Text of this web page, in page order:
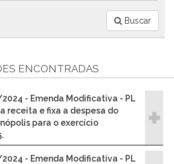
Buscar
ENCONTRADAS
- Emenda Modificativa - PL
receita e fixa a despesa do
para o exercício
- Emenda Modificativa - PL